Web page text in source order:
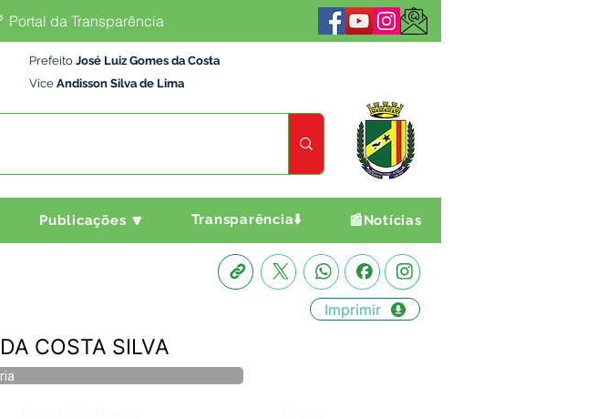
Portal da Transparência
Prefeito José Luiz Gomes da Costa
Vice Andisson Silva de Lima
Publicações 🔽 Transparência⬇️ 📰Notícias
Imprimir
COSTA SILVA